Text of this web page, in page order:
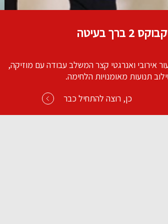
טאבטה עם משקולות ידיים
בדופק אירובי המשלב תרגילי כוח בדגש לחיזוק
גוף עליון.
כן, רוצה להתחיל כבר